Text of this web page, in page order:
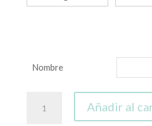
Nombre
personalizado
Añadir al